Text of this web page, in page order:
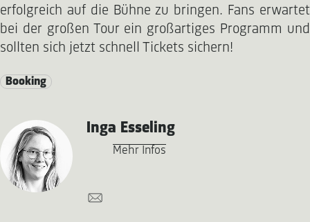
erfolgreich auf die Bühne zu bringen. Fans erwartet
bei der großen Tour ein großartiges Programm und
sollten sich jetzt schnell Tickets sichern!
Booking
Inga Esseling
Mehr Infos